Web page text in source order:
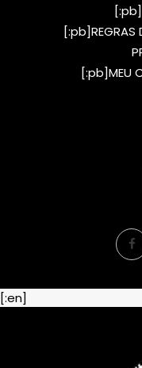
[:pb]REGRAS
[:pb]MEU
[:en]